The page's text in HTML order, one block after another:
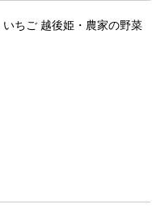
ちご 越後姫・農家の野菜